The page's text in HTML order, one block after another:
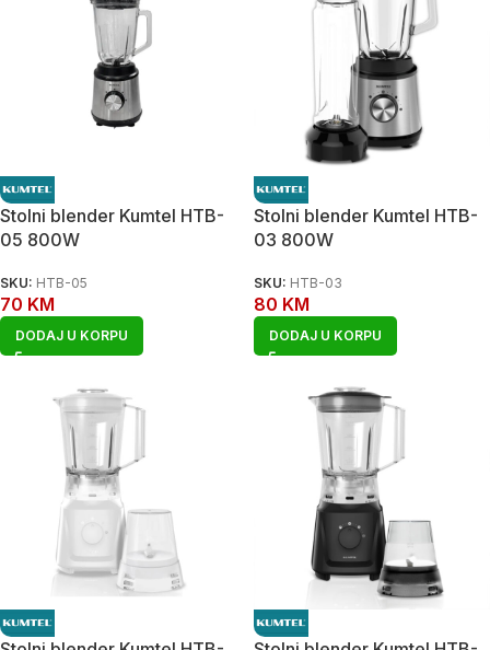
Stolni blender Kumtel HTB-
05 800W
SKU: HTB-05
70 KM
DODAJ U KORPU
Stolni blender Kumtel HTB-
03 800W
SKU: HTB-03
80 KM
DODAJ U KORPU